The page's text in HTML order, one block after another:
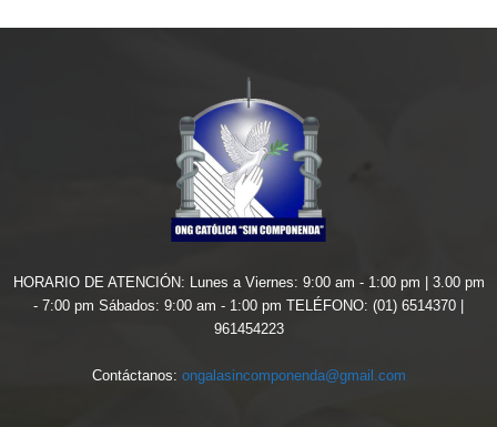
HORARIO DE ATENCIÓN: Lunes a Viernes: 9:00 am - 1:00 pm | 3.00 pm
- 7:00 pm Sábados: 9:00 am - 1:00 pm TELÉFONO: (01) 6514370 |
961454223
Contáctanos: ongalasincomponenda@gmail.com